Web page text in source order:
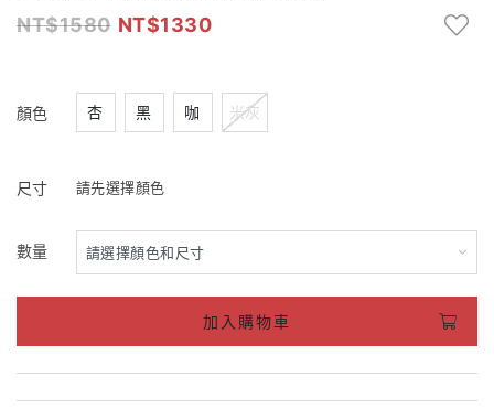
1580
1330
顏色 杏 黑 咖 米灰
尺寸 請先選擇顏色
數量
加入購物車